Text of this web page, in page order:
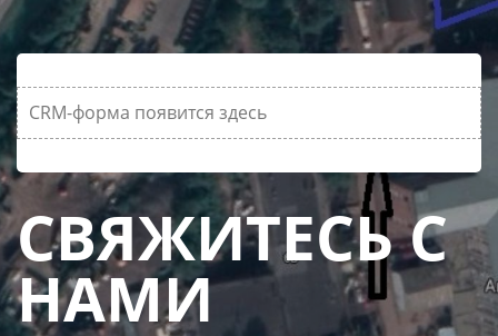
CRM-форма появится здесь
СВЯЖИТЕСЬ С
НАМИ